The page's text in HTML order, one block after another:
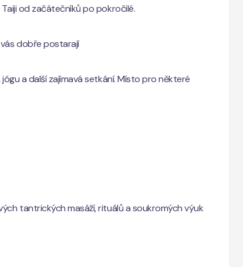
od začátečníků po pokročilé.
dobře postarají
a další zajímavá setkání. Místo pro některé
tantrických masáží, rituálů a soukromých výuk